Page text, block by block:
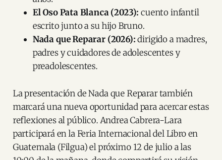
El Oso Pata Blanca (2023): cuento infantil
escrito junto a su hijo Bruno.
Nada que Reparar (2026):dirigido a madres,
padres y cuidadores de adolescentes y
preadolescentes.
La presentación de Nada que Reparar también
marcará una nueva oportunidad para acercar estas
reflexiones al público. Andrea Cabrera-Lara
participará en la Feria Internacional del Libro en
Guatemala (Filgua) el próximo 12 de julio a las